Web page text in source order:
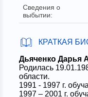
Сведения о
выбытии:
КРАТКАЯ
Дьяченко Дарья
Родилась
области.
1991 - 1997 г.
1997 – 2001 г.